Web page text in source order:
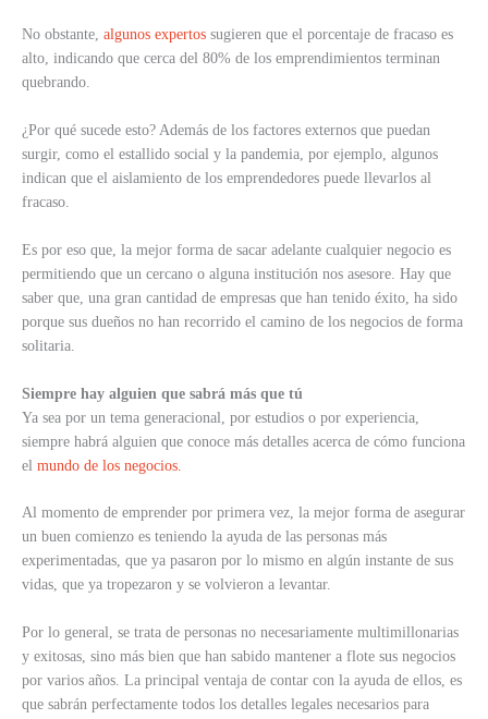
No obstante, algunos expertos sugieren que el porcentaje de fracaso es
alto, indicando que cerca del 80% de los emprendimientos terminan
quebrando.
¿Por qué sucede esto? Además de los factores externos que puedan
surgir, como el estallido social y la pandemia, por ejemplo, algunos
indican que el aislamiento de los emprendedores puede llevarlos al
fracaso.
Es por eso que, la mejor forma de sacar adelante cualquier negocio es
permitiendo que un cercano o alguna institución nos asesore. Hay que
saber que, una gran cantidad de empresas que han tenido éxito, ha sido
porque sus dueños no han recorrido el camino de los negocios de forma
solitaria.
Siempre hay alguien que sabrá más que tú
Ya sea por un tema generacional, por estudios o por experiencia,
siempre habrá alguien que conoce más detalles acerca de cómo funciona
el mundo de los negocios.
Al momento de emprender por primera vez, la mejor forma de asegurar
un buen comienzo es teniendo la ayuda de las personas más
experimentadas, que ya pasaron por lo mismo en algún instante de sus
vidas, que ya tropezaron y se volvieron a levantar.
Por lo general, se trata de personas no necesariamente multimillonarias
y exitosas, sino más bien que han sabido mantener a flote sus negocios
por varios años. La principal ventaja de contar con la ayuda de ellos, es
que sabrán perfectamente todos los detalles legales necesarios para